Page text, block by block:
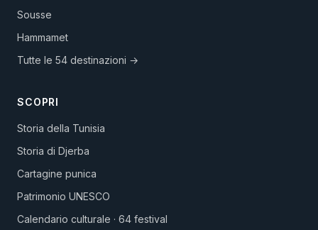
Sousse
Hammamet
Tutte le 54 destinazioni →
SCOPRI
Storia della Tunisia
Storia di Djerba
Cartagine punica
Patrimonio UNESCO
Calendario culturale · 64 festival